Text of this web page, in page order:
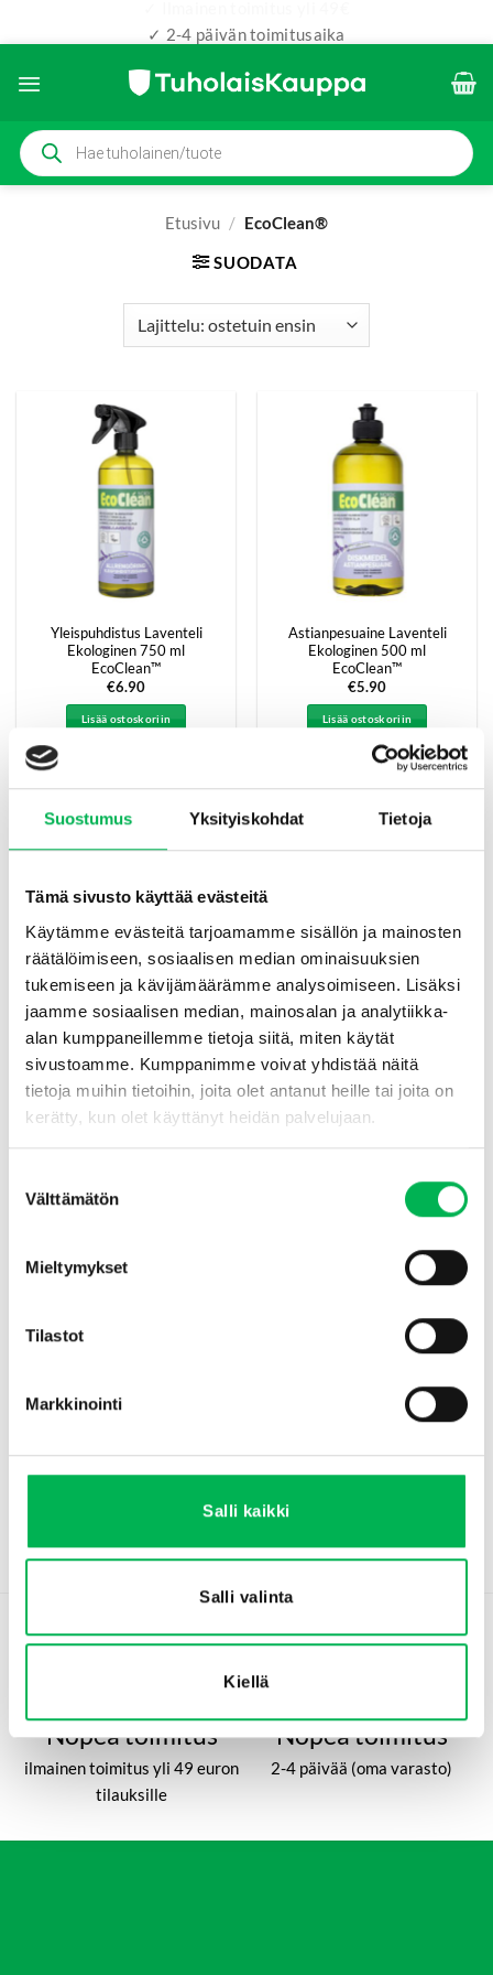
Suostumus Yksityiskohdat Tietoja
Tämä sivusto käyttää evästeitä
Käytämme evästeitä tarjoamamme sisällön ja mainosten
räätälöimiseen, sosiaalisen median ominaisuuksien
tukemiseen ja kävijämäärämme analysoimiseen. Lisäksi
jaamme sosiaalisen median, mainosalan ja analytiikka-
alan kumppaneillemme tietoja siitä, miten käytät
sivustoamme. Kumppanimme voivat yhdistää näitä
tietoja muihin tietoihin, joita olet antanut heille tai joita on
kerätty, kun olet käyttänyt heidän palvelujaan.
valinta
Välttämätön
Mieltymykset
Tilastot
Markkinointi
Salli kaikki
Salli valinta
Kiellä
Products
search
Etusivu / EcoClean®
SUODATA
Yleispuhdistus Laventeli
Ekologinen 750 ml
EcoClean™
€6.90
Lisää ostoskoriin
Astianpesuaine Laventeli
Ekologinen 500 ml
EcoClean™
€5.90
Lisää ostoskoriin
WC-puhdistaja Greippi
Ekologinen 750 ml
EcoClean™
€5.90
Lisää ostoskoriin
Keittiöpuhdistus
Sitruunamelissa Ekologinen
750 ml
EcoClean™
€6.90
Lisää ostoskoriin
EcoClean™
€6.90
Ekologinen Pyykinpesuaine
EcoClean™
€8.90
Nopea toimitus
ilmainen toimitus yli 49 euron
tilauksille
Nopea toimitus
2-4 päivää (oma varasto)
✓ 2-4 päivän toimitusaika